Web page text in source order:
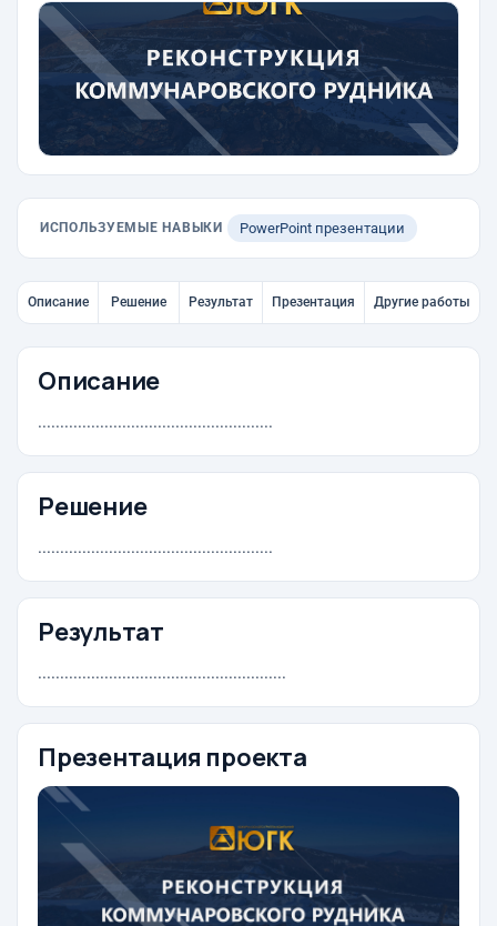
ИСПОЛЬЗУЕМЫЕ НАВЫКИ PowerPoint презентации
Описание Решение Результат Презентация Другие работы
Описание
.....................................................
Решение
.....................................................
Результат
........................................................
Презентация проекта